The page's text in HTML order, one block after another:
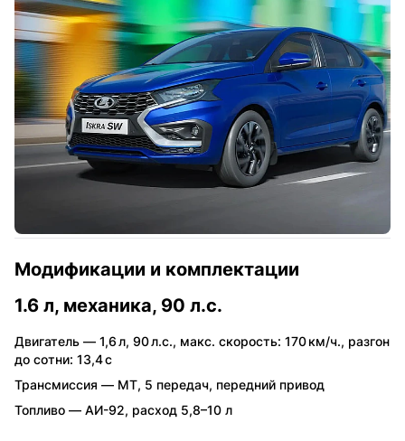
Модификации и комплектации
1.6 л, механика, 90 л.с.
Двигатель — 1,6 л, 90 л.с., макс. скорость: 170 км/ч., разгон
до сотни: 13,4 с
Трансмиссия — MT, 5 передач, передний привод
Топливо — АИ-92, расход 5,8–10 л